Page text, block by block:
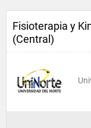
Fisioterapia y
(Central)